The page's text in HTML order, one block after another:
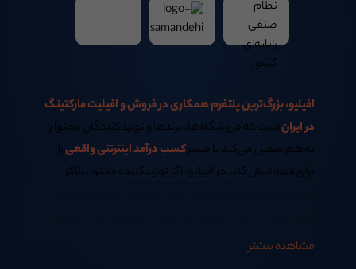
افیلیو، بزرگ‌ترین پلتفرم همکاری در فروش و افیلیت مارکتینگ
در ایراناست که فروشگاه‌ها، برندها و تولیدکنندگان محتوا را
به هم متصل می‌کند تا مسیرکسب درآمد اینترنتی واقعیرا
برای همه آسان کند. در افیلیو، اگر تولیدکننده محتوا، بلاگر،
می‌کنیدکسب درآمد اینترنتی در خانهمشاهده بیشتر